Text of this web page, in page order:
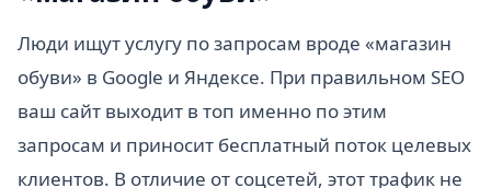
Люди ищут услугу по запросам вроде «магазин
обуви» в Google и Яндексе. При правильном SEO
ваш сайт выходит в топ именно по этим
запросам и приносит бесплатный поток целевых
клиентов. В отличие от соцсетей, этот трафик не